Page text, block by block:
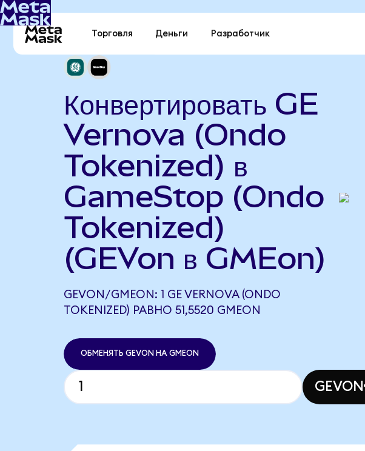
Торговля Деньги Разработчик
Конвертировать GE
Vernova (Ondo
Tokenized) в
GameStop (Ondo
Tokenized)
(GEVon в GMEon)
GEVON/GMEON: 1 GE VERNOVA (ONDO
TOKENIZED) РАВНО 51,5520 GMEON
ОБМЕНЯТЬ GEVON НА GMEON
GEVON